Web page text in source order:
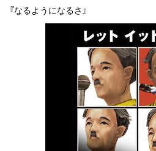
『なるようになるさ』